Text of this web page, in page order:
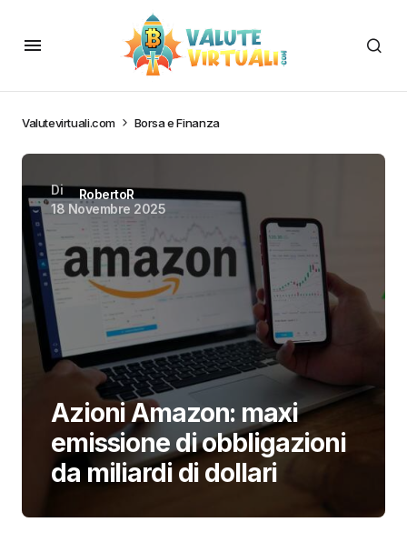
Valutevirtuali.com Borsa e Finanza
Di
RobertoR
18 Novembre 2025
Azioni Amazon: maxi
emissione di obbligazioni
da miliardi di dollari